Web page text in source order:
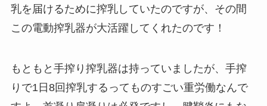
乳を届けるために搾乳していたのですが、その間
この電動搾乳器が大活躍してくれたのです！
もともと手搾り搾乳器は持っていましたが、手搾
りで1日8回搾乳するってものすごい重労働なんで